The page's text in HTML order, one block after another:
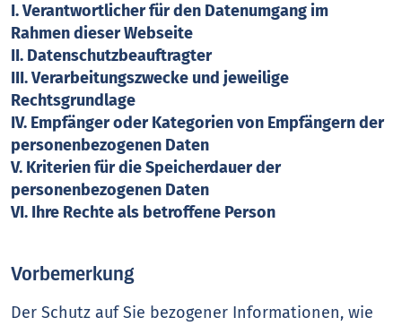
I. Verantwortlicher für den Datenumgang im
Rahmen dieser Webseite
II. Datenschutzbeauftragter
III. Verarbeitungszwecke und jeweilige
Rechtsgrundlage
IV. Empfänger oder Kategorien von Empfängern der
personenbezogenen Daten
V. Kriterien für die Speicherdauer der
personenbezogenen Daten
VI. Ihre Rechte als betroffene Person
Vorbemerkung
Der Schutz auf Sie bezogener Informationen, wie